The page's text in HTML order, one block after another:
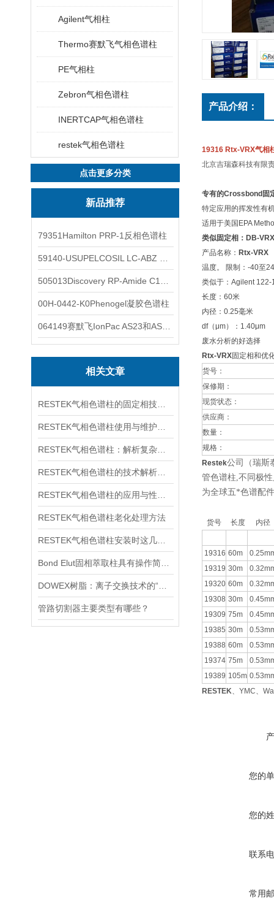
Agilent气相柱
Thermo赛默飞气相色谱柱
PE气相柱
Zebron气相色谱柱
INERTCAP气相色谱柱
restek气相色谱柱
点击更多分类
新品推荐
79351Hamilton PRP-1反相色谱柱
00H-0442-K0Phenogel凝胶色谱柱
相关文章
RESTEK气相色谱柱老化处理方法
管路切割器主要类型有哪些？
产品介绍：
19316 Rtx-VRX气相
北京吉瑞森科技有限
专有的Crossbond固
特定应用的挥发性有
适用于美国EPA
类似固定相：DB-VRX
产品名称： Rtx-VRX
温度。 限制：-40至
类似于：Agilent 122-
长度：60米
内径：0.25毫米
df（μm）：1.40μm
废水分析的好选择
Rtx-VRX固定相和优
货号：
保修期：
现货状态：
供应商：
数量：
规格：
Restek公司（瑞斯
管色谱柱,不同极
为全球五*色谱配
货号 长度 内径
19316 60m
19319 30m
19320 60m
19308 30m
19309 75m
19385 30m
19388 60m
19374 75m
19389 105m
RESTEK、YMC、
您的
您的
联系
常用